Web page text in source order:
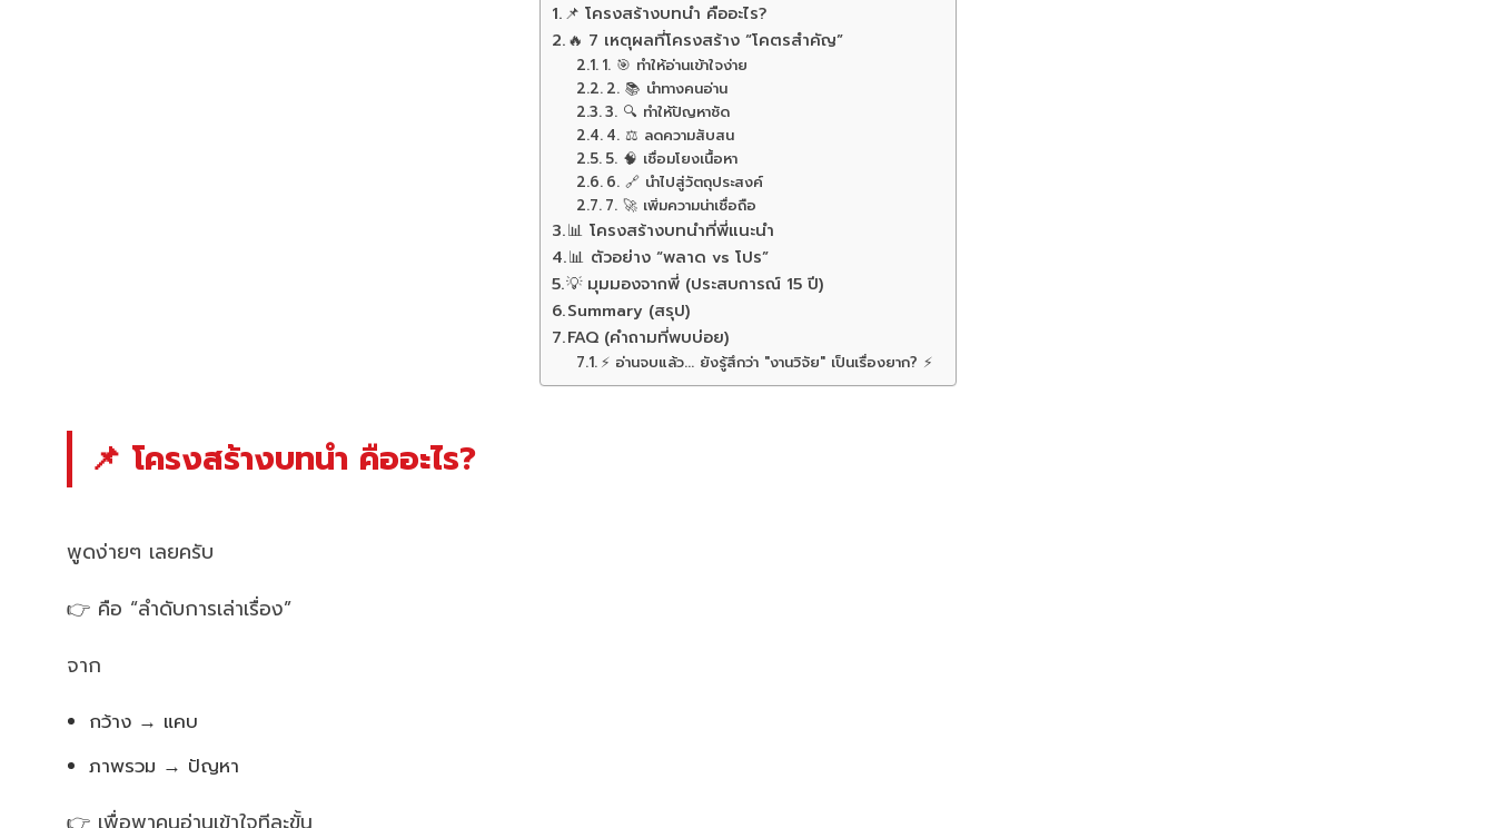
📌 โครงสร้างบทนำ คืออะไร?
🔥 7 เหตุผลที่โครงสร้าง “โคตรสำคัญ”
1. 🎯 ทำให้อ่านเข้าใจง่าย
2. 📚 นำทางคนอ่าน
3. 🔍 ทำให้ปัญหาชัด
4. ⚖️ ลดความสับสน
5. 🧠 เชื่อมโยงเนื้อหา
6. 🔗 นำไปสู่วัตถุประสงค์
7. 🚀 เพิ่มความน่าเชื่อถือ
📊 โครงสร้างบทนำที่พี่แนะนำ
📊 ตัวอย่าง “พลาด vs โปร”
💡 มุมมองจากพี่ (ประสบการณ์ 15 ปี)
Summary (สรุป)
FAQ (คำถามที่พบบ่อย)
⚡ อ่านจบแล้ว... ยังรู้สึกว่า "งานวิจัย" เป็นเรื่องยาก? ⚡
📌 โครงสร้างบทนำ คืออะไร?
พูดง่ายๆ เลยครับ
👉 คือ “ลำดับการเล่าเรื่อง”
จาก
กว้าง → แคบ
ภาพรวม → ปัญหา